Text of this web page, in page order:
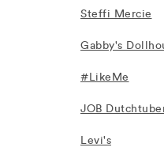
Steffi Mercie
Gabby's
#LikeMe
JOB
Levi's